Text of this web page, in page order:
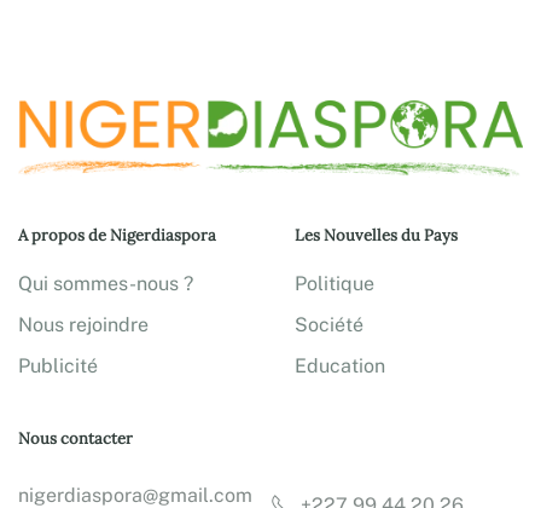
A propos de Nigerdiaspora
Qui sommes-nous ?
Nous rejoindre
Publicité
Les Nouvelles du Pays
Politique
Société
Education
Nous contacter
nigerdiaspora@gmail.com